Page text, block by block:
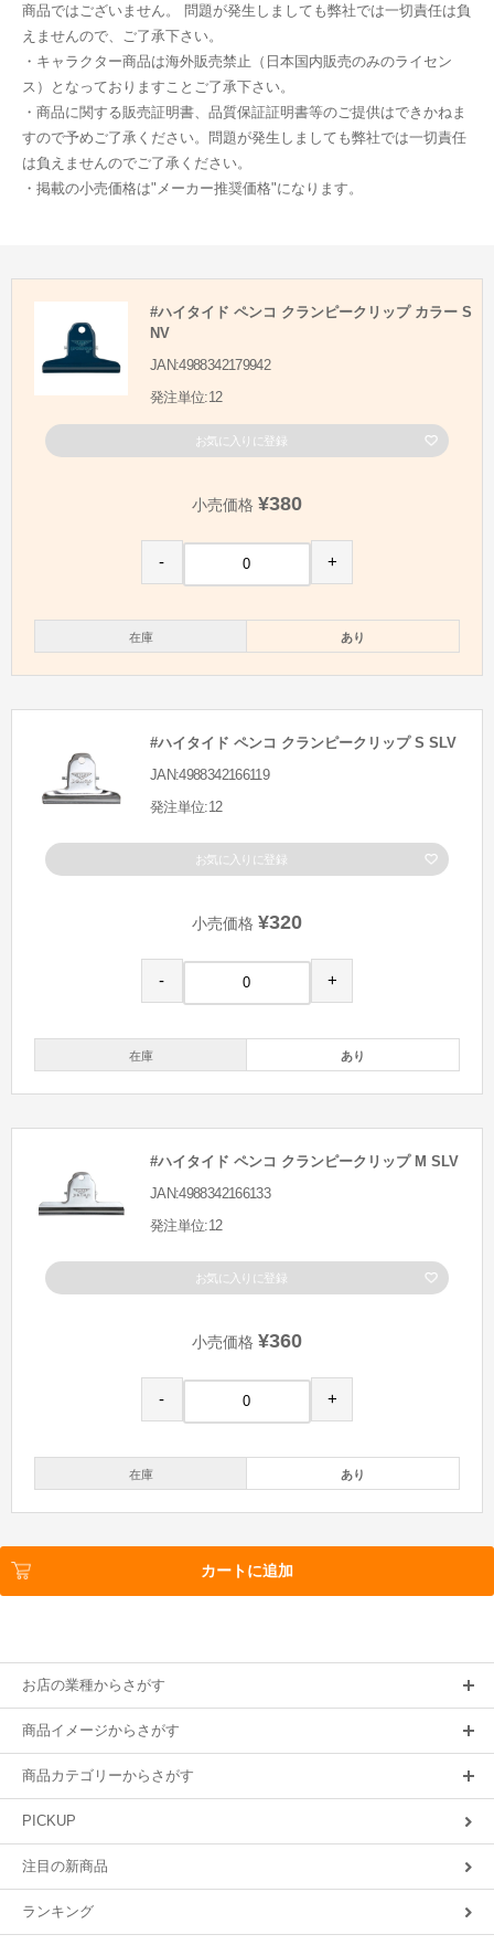
商品ではございません。 問題が発生しましても弊社では一切責任は負
えませんので、ご了承下さい。
・キャラクター商品は海外販売禁止（日本国内販売のみのライセン
ス）となっておりますことご了承下さい。
・商品に関する販売証明書、品質保証証明書等のご提供はできかねま
すので予めご了承ください。問題が発生しましても弊社では一切責任
は負えませんのでご了承ください。
・掲載の小売価格は"メーカー推奨価格"になります。
#ハイタイド ペンコ クランピークリップ カラー S
NV
JAN:4988342179942
発注単位:12
お気に入りに登録
小売価格 ¥380
- +
在庫 あり
#ハイタイド ペンコ クランピークリップ S SLV
JAN:4988342166119
発注単位:12
お気に入りに登録
小売価格 ¥320
- +
在庫 あり
#ハイタイド ペンコ クランピークリップ M SLV
JAN:4988342166133
発注単位:12
お気に入りに登録
小売価格 ¥360
- +
在庫 あり
カートに追加
お店の業種からさがす
商品イメージからさがす
商品カテゴリーからさがす
PICKUP
注目の新商品
ランキング